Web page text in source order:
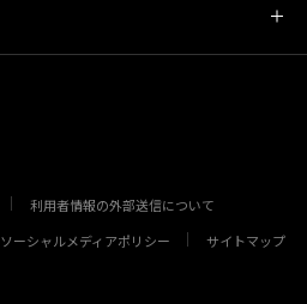
利用者情報の外部送信について
ソーシャルメディアポリシー サイトマップ